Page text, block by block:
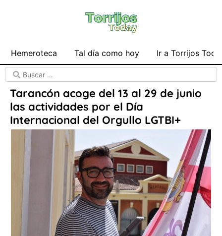
Hemeroteca Tal día como hoy Ir a Torrijos
Tarancón acoge del 13 al 29 de junio
las actividades por el Día
Internacional del Orgullo LGTBI+